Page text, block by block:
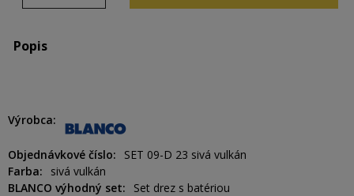
Popis
Výrobca
Objednávkové číslo
SET 09-D 23 sivá vulkán
Farba
sivá vulkán
BLANCO výhodný set
Set drez s batériou